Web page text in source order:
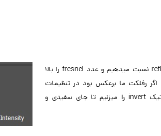
مپ سیاه سفید را به reflect نسبت میدهیم و عدد fresnel را بالا
اگر رفلکت ما برعکس بود در تنظیمات
مپ در قسمت output تیک invert را میزنیم تا جای سفیدی و